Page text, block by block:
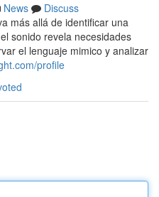
News
Discuss
más allá de identificar una
sonido revela necesidades
el lenguaje mimico y analizar
profile